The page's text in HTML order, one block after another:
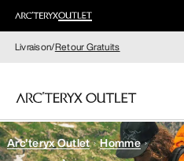
Livraison/Retour Gratuits
Arc'teryx Outlet Homme